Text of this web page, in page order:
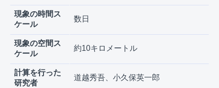
現象の時間ス
ケール
数日
現象の空間ス
ケール
約10キロメートル
計算を行った
研究者
道越秀吾、小久保英一郎